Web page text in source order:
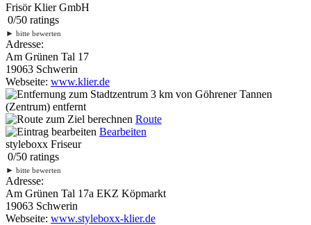
Frisör Klier GmbH
0/50 ratings
► bitte bewerten
Adresse:
Am Grünen Tal 17
19063 Schwerin
Webseite: www.klier.de
3 km von Göhrener Tannen
(Zentrum) entfernt
Route
Bearbeiten
styleboxx Friseur
0/50 ratings
► bitte bewerten
Adresse:
Am Grünen Tal 17a EKZ Köpmarkt
19063 Schwerin
Webseite: www.styleboxx-klier.de